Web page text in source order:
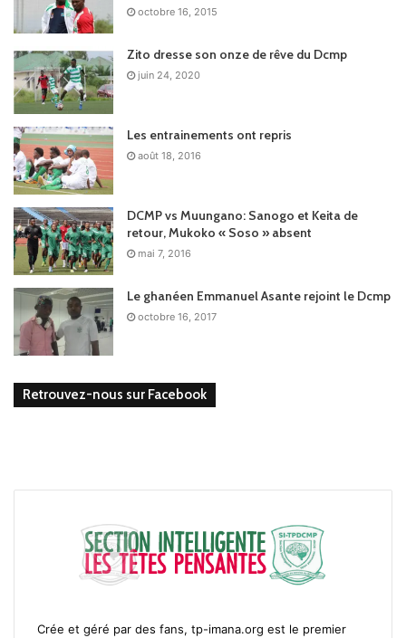
octobre 16, 2015
Zito dresse son onze de rêve du Dcmp
juin 24, 2020
Les entrainements ont repris
août 18, 2016
DCMP vs Muungano: Sanogo et Keita de
retour, Mukoko « Soso » absent
mai 7, 2016
Le ghanéen Emmanuel Asante rejoint le Dcmp
octobre 16, 2017
Retrouvez-nous sur Facebook
Crée et géré par des fans, tp-imana.org est le premier